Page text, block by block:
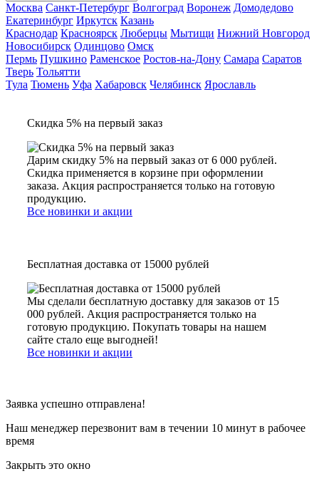
Москва Санкт-Петербург Волгоград Воронеж Домодедово
Екатеринбург Иркутск Казань
Краснодар Красноярск Люберцы Мытищи Нижний Новгород
Новосибирск Одинцово Омск
Пермь Пушкино Раменское Ростов-на-Дону Самара Саратов
Тверь Тольятти
Тула Тюмень Уфа Хабаровск Челябинск Ярославль
Скидка 5% на первый заказ
Дарим скидку 5% на первый заказ от 6 000 рублей.
Скидка применяется в корзине при оформлении
заказа. Акция распространяется только на готовую
продукцию.
Все новинки и акции
Бесплатная доставка от 15000 рублей
Мы сделали бесплатную доставку для заказов от 15
000 рублей. Акция распространяется только на
готовую продукцию. Покупать товары на нашем
сайте стало еще выгодней!
Все новинки и акции
Заявка успешно отправлена!
Наш менеджер перезвонит вам в течении 10 минут в рабочее
время
Закрыть это окно